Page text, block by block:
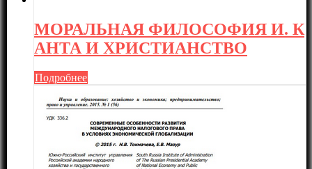
МОРАЛЬНАЯ ФИЛОСОФИЯ И. К
АНТА И ХРИСТИАНСТВО
Подробнее